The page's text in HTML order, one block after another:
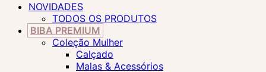
NOVIDADES
TODOS OS PRODUTOS
BIBA PREMIUM
Coleção Mulher
Calçado
Malas & Acessórios